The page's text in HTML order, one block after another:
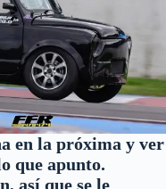
en la próxima y ver
que apunto.
así que se le